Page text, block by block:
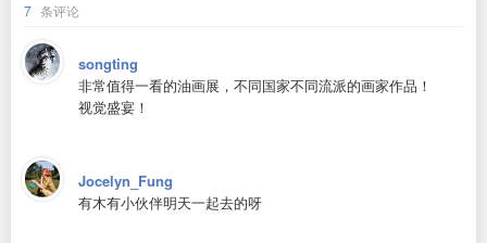
7 条评论
songting
非常值得一看的油画展，不同国家不同流派的画家作品！
视觉盛宴！
Jocelyn_Fung
有木有小伙伴明天一起去的呀